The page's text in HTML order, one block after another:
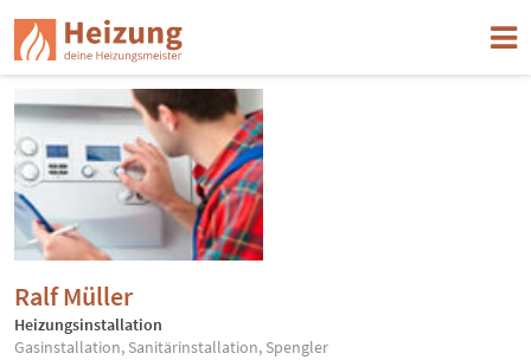
Ralf Müller
Heizungsinstallation
Gasinstallation, Sanitärinstallation, Spengler